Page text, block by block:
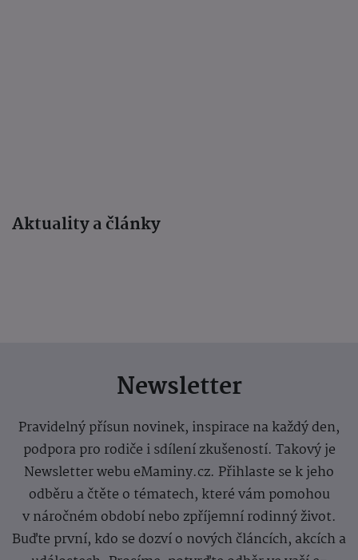
Aktuality a články
Newsletter
Pravidelný přísun novinek, inspirace na každý den,
podpora pro rodiče i sdílení zkušeností. Takový je
Newsletter webu eMaminy.cz. Přihlaste se k jeho
odběru a čtěte o tématech, které vám pomohou
v náročném období nebo zpříjemní rodinný život.
Buďte první, kdo se dozví o nových článcích, akcích a